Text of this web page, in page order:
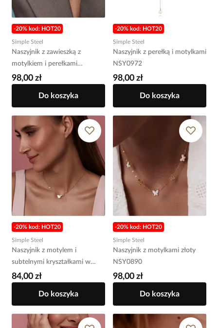
-20% kod: HOT20
Simple Steel
Naszyjnik z zawieszką z
motylkiem i perełkami
NSY0978
98,00 zł
Do koszyka
-20% kod: HOT20
Simple Steel
Naszyjnik z perełką i motylkami
NSY0972
98,00 zł
Do koszyka
-20% kod: HOT20
Simple Steel
Naszyjnik z motylem i
subtelnymi kryształkami w
złotym wykończeniu NSY0906
84,00 zł
Do koszyka
-20% kod: HOT20
Simple Steel
Naszyjnik z motylkami złoty
NSY0890
98,00 zł
Do koszyka